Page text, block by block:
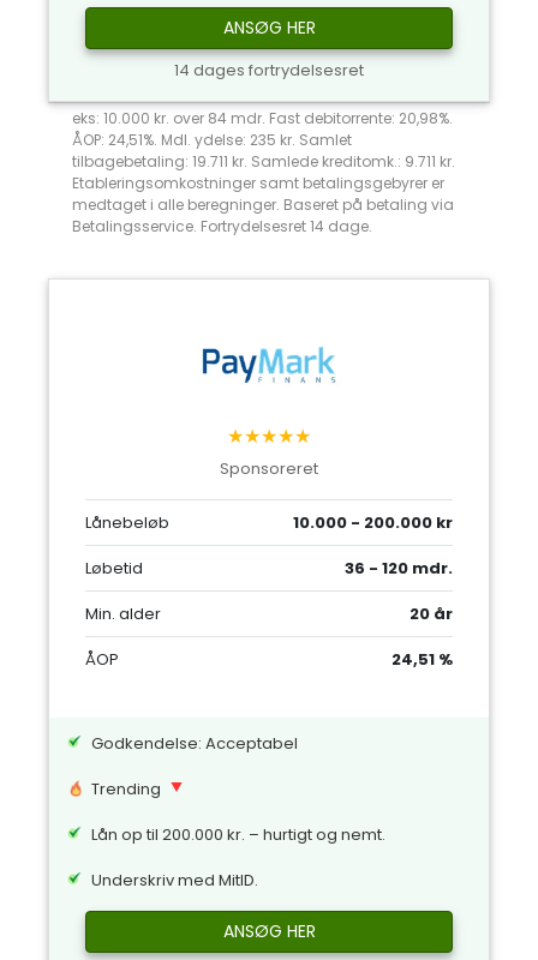
ANSØG HER
14 dages fortrydelsesret
eks: 10.000 kr. over 84 mdr. Fast debitorrente: 20,98%.
ÅOP: 24,51%. Mdl. ydelse: 235 kr. Samlet
tilbagebetaling: 19.711 kr. Samlede kreditomk.: 9.711 kr.
Etableringsomkostninger samt betalingsgebyrer er
medtaget i alle beregninger. Baseret på betaling via
Betalingsservice. Fortrydelsesret 14 dage.
★★★★★
Sponsoreret
Lånebeløb
10.000 - 200.000 kr
Løbetid
36 - 120 mdr.
Min. alder
20 år
ÅOP
24,51 %
Godkendelse: Acceptabel
Trending
Lån op til 200.000 kr. – hurtigt og nemt.
Underskriv med MitID.
ANSØG HER